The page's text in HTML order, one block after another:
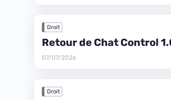
Droit
Retour de Chat Control
07/07/2026
Droit